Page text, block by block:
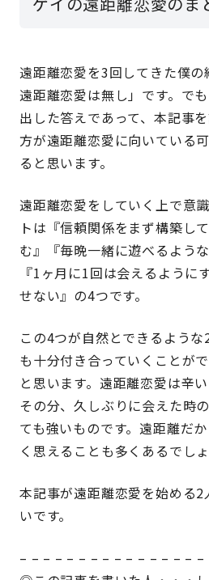
遠距離恋愛を3回してきた僕
遠距離恋愛は無し」です。で
出した答えであって、本記事
方が遠距離恋愛に向いている
ると思います。
遠距離恋愛をしていく上で意
トは『信頼関係をまず構築し
む』『毎晩一緒に遊べるよう
『1ヶ月に1回は会えるように
せない』の4つです。
この4つが自然とできるよう
も十分付き合っていくことが
と思います。遠距離恋愛は辛
その分、久しぶりに会えた時
ても強いものです。遠距離だ
く思えることも多くあるでしょ
本記事が遠距離恋愛を始める
いです。
– – – – – – – – – – – – – – – –